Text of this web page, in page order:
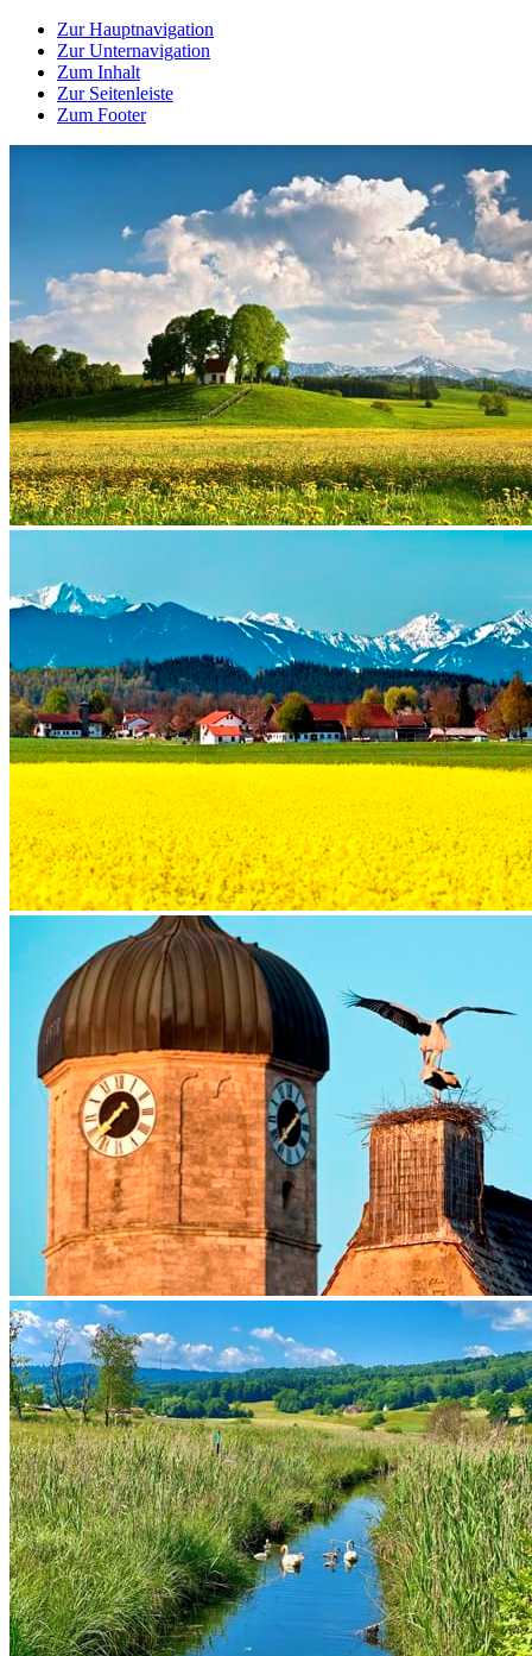
Zur Hauptnavigation
Zur Unternavigation
Zum Inhalt
Zur Seitenleiste
Zum Footer